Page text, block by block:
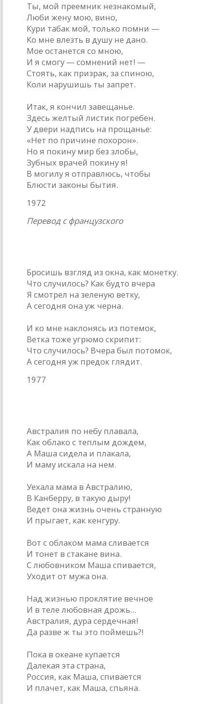
Ты, мой преемник незнакомый,
Люби жену мою, вино,
Кури табак мой, только помни —
Ко мне влезть в душу не дано.
Мое останется со мною,
И я смогу — сомнений нет! —
Стоять, как призрак, за спиною,
Коли нарушишь ты запрет.
Итак, я кончил завещанье.
Здесь желтый листик погребен.
У двери надпись на прощанье:
«Нет по причине похорон».
Но я покину мир без злобы,
Зубных врачей покину я!
В могилу я отправлюсь, чтобы
Блюсти законы бытия.
1972
Перевод с французского
Бросишь взгляд из окна, как монетку.
Что случилось? Как будто вчера
Я смотрел на зеленую ветку,
А сегодня она уж черна.
И ко мне наклонясь из потемок,
Ветка тоже угрюмо скрипит:
Что случилось? Вчера был потомок,
А сегодня уж предок глядит.
1977
Австралия по небу плавала,
Как облако с теплым дождем,
А Маша сидела и плакала,
И маму искала на нем.
Уехала мама в Австралию,
В Канберру, в такую дыру!
Ведет она жизнь очень странную
И прыгает, как кенгуру.
Вот с облаком мама сливается
И тонет в стакане вина.
С любовником Маша спивается,
Уходит от мужа она.
Над жизнью проклятие вечное
И в теле любовная дрожь...
Австралия, дура сердечная!
Да разве ж ты это поймешь?!
Пока в океане купается
Далекая эта страна,
Россия, как Маша, спивается
И плачет, как Маша, спьяна.